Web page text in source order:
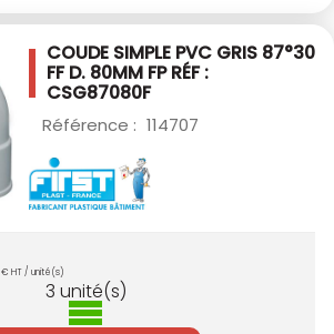
COUDE SIMPLE PVC GRIS 87°30
FF D. 80MM FP RÉF :
CSG87080F
Référence : 114707
€ HT / unité(s)
3 unité(s)